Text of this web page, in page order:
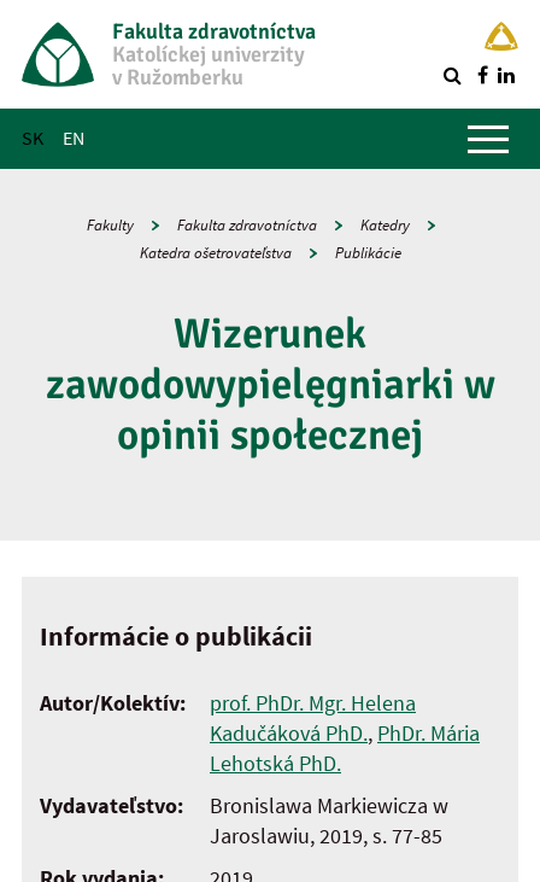
Fakulta zdravotníctva
Katolíckej univerzity
v Ružomberku
SK EN
Hlavné menu
Fakulty Fakulta zdravotníctva
Katedry
Katedra ošetrovateľstva
Publikácie
Wizerunek
zawodowypielęgniarki w
opinii społecznej
Informácie o publikácii
Autor/Kolektív:
prof. PhDr. Mgr. Helena
Kadučáková PhD., PhDr. Mária
Lehotská PhD.
Vydavateľstvo:
Bronislawa Markiewicza w
Jaroslawiu, 2019, s. 77-85